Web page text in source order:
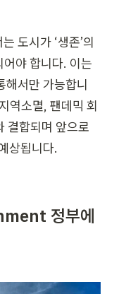
도시가 ‘생존’의
어야 합니다. 이는
해서만 가능합니
역소멸, 팬데믹 회
결합되며 앞으로
상됩니다.
정부에